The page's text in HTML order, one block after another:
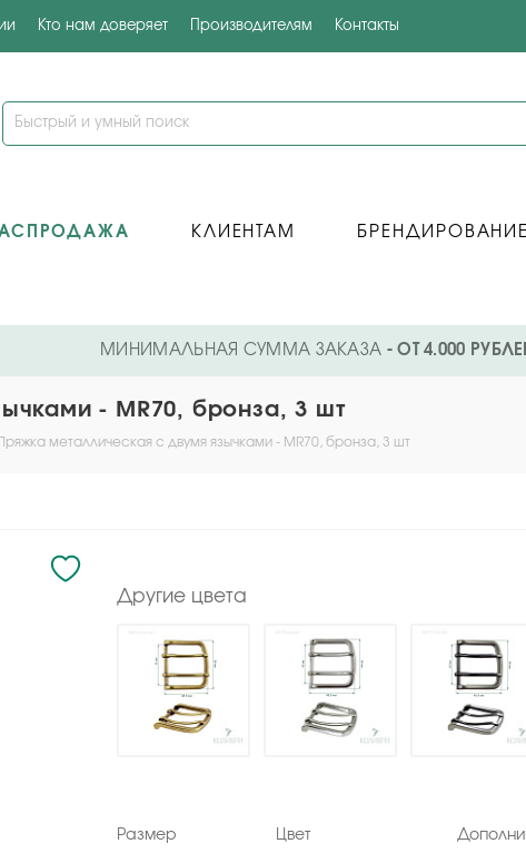
Кто нам доверяет Производителям Контакты
КЛИЕНТАМ
МИНИМАЛЬНАЯ СУММА ЗАКАЗА - ОТ 4.000
- MR70, бронза, 3 шт
Пряжка металлическая с двумя язычками - MR70, бронза, 3 шт
Другие цвета
Размер Цвет